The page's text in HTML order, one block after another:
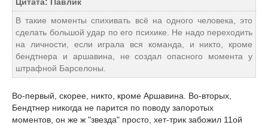
В такие моменты спихивать всё на одного человека, это
сделать большой удар по его психике. Не надо переходить
на личности, если играла вся команда, и никто, кроме
бендтнера и аршавина, не создал опасного момента у
штрафной Барселоны.
Во-первый, скорее, никто, кроме Аршавина. Во-вторых,
Бендтнер никогда не парится по поводу запоротых
моментов, он же ж "звезда" просто, хет-трик забожил 11ой